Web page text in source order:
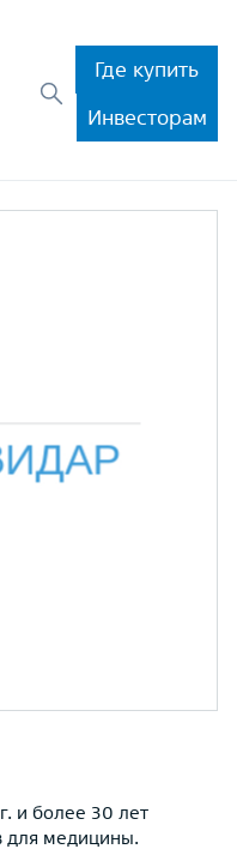
Где купить
Инвесторам
и более 30 лет
для медицины.